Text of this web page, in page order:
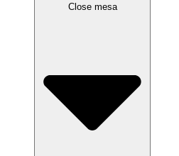
Close mesa